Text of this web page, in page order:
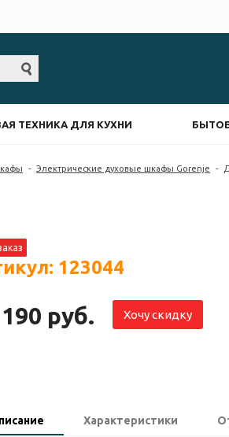
ТЕХНИКА ДЛЯ КУХНИ
- Электрические духовые шкафы Gorenje -
123044
руб. Хочу скидку
Характеристики